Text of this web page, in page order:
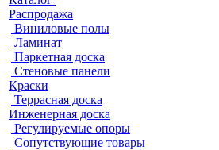
Распродажа
Виниловые полы
Ламинат
Паркетная доска
Стеновые панели
Краски
Террасная доска
Инженерная доска
Регулируемые опоры
Сопутствующие товары